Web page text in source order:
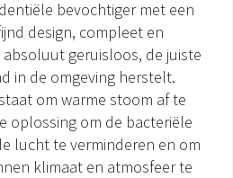
bevochtiger met een
design, compleet en
geruisloos, de juiste
in de omgeving herstelt.
om warme stoom af te
oplossing om de bacteriële
lucht te verminderen en om
klimaat en atmosfeer te